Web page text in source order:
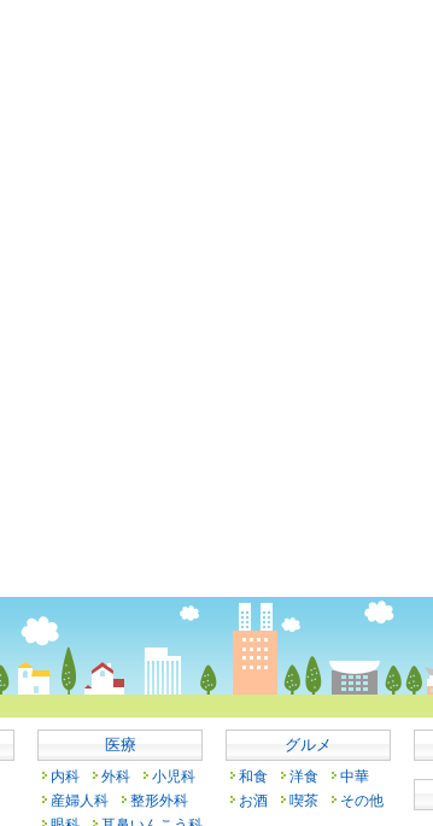
医療
内科 外科
小児科
産婦人科
整形外科
グルメ
和食 洋食
中華
お酒
喫茶 その他